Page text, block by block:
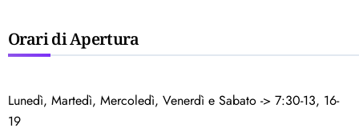
Orari di Apertura
Lunedì, Martedì, Mercoledì, Venerdì e Sabato -> 7:30-13, 16-
19